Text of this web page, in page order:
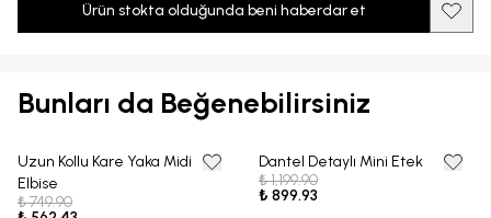
Ürün stokta olduğunda beni haberdar et
Bunları da Beğenebilirsiniz
25% OFF
Uzun Kollu Kare Yaka Midi
Elbise
₺ 749.90
25% OFF
Dantel Detaylı Mini Etek
₺ 1,199.90
₺ 899.93